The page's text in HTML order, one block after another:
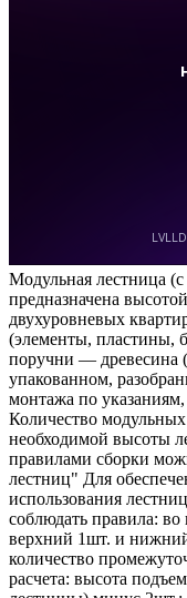
Модульная лестница
предназначена
двухуровневых
(элементы, пластины,
поручни — древесина
упакованном,
монтажа по
Количество
необходимой высоты
правилами сборки
лестниц" Для
использования
соблюдать правила:
верхний 1шт. и
количество
расчета: высота